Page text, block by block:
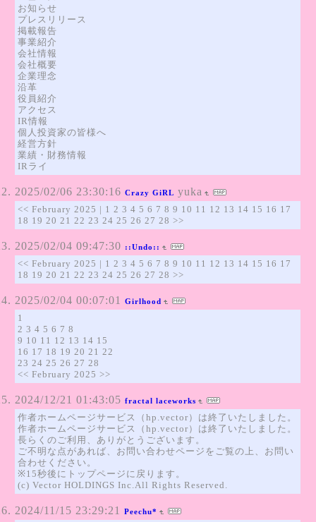
お知らせ
プレスリリース
掲載報告
事業紹介
会社情報
会社概要
企業理念
沿革
役員紹介
アクセス
IR情報
個人投資家の皆様へ
経営方針
業績・財務情報
IRライ
2025/02/06 23:30:16 Crazy GiRL yuka
<< February 2025 | 1 2 3 4 5 6 7 8 9 10 11 12 13 14 15 16 17
18 19 20 21 22 23 24 25 26 27 28 >>
2025/02/04 09:47:30 ::Undo::
<< February 2025 | 1 2 3 4 5 6 7 8 9 10 11 12 13 14 15 16 17
18 19 20 21 22 23 24 25 26 27 28 >>
2025/02/04 00:07:01 Girlhood
1
2 3 4 5 6 7 8
9 10 11 12 13 14 15
16 17 18 19 20 21 22
23 24 25 26 27 28
<< February 2025 >>
2024/12/21 01:43:05 fractal laceworks
作者ホームページサービス（hp.vector）は終了いたしました。
作者ホームページサービス（hp.vector）は終了いたしました。
長らくのご利用、ありがとうございます。
ご不明な点があれば、お問い合わせページをご覧の上、お問い
合わせください。
※15秒後にトップページに戻ります。
(c) Vector HOLDINGS Inc.All Rights Reserved.
2024/11/15 23:29:21 Peechu*